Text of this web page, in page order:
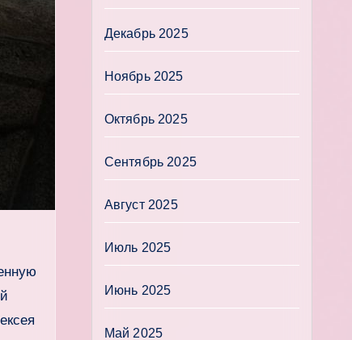
Декабрь 2025
Ноябрь 2025
Октябрь 2025
Сентябрь 2025
Август 2025
Июль 2025
Июнь 2025
Май 2025